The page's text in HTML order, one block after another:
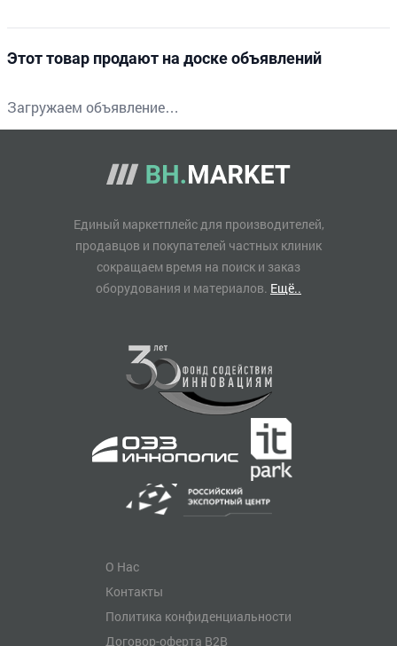
Этот товар продают на доске объявлений
Загружаем объявление…
Единый маркетплейс для производителей,
продавцов и покупателей частных клиник
сокращаем время на поиск и заказ
оборудования и материалов. Ещё..
О Нас
Контакты
Политика конфиденциальности
Договор-оферта B2B